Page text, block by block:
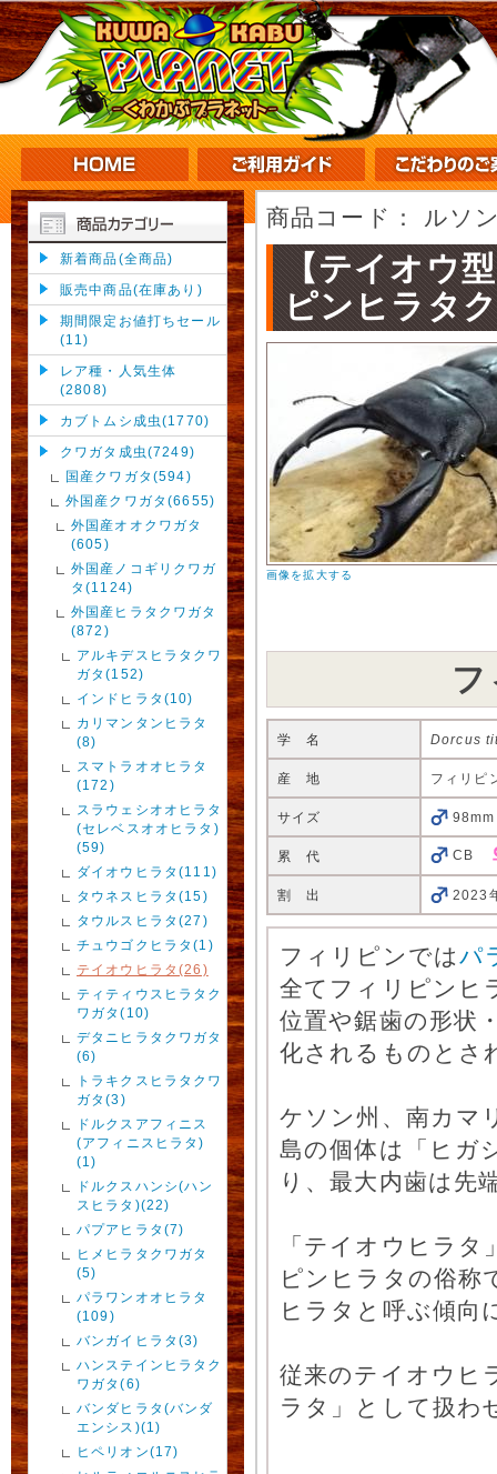
新着商品(全商品)
販売中商品(在庫あり)
期間限定お値打ちセール
(11)
レア種・人気生体
(2808)
カブトムシ成虫(1770)
クワガタ成虫(7249)
国産クワガタ(594)
外国産クワガタ(6655)
外国産オオクワガタ
(605)
外国産ノコギリクワガ
タ(1124)
外国産ヒラタクワガタ
(872)
アルキデスヒラタクワ
ガタ(152)
インドヒラタ(10)
カリマンタンヒラタ
(8)
スマトラオオヒラタ
(172)
スラウェシオオヒラタ
(セレベスオオヒラタ)
(59)
ダイオウヒラタ(111)
タウネスヒラタ(15)
タウルスヒラタ(27)
チュウゴクヒラタ(1)
テイオウヒラタ(26)
ティティウスヒラタク
ワガタ(10)
デタニヒラタクワガタ
(6)
トラキクスヒラタクワ
ガタ(3)
ドルクスアフィニス
(アフィニスヒラタ)
(1)
ドルクスハンシ(ハン
スヒラタ)(22)
パプアヒラタ(7)
ヒメヒラタクワガタ
(5)
パラワンオオヒラタ
(109)
バンガイヒラタ(3)
ハンステインヒラタク
ワガタ(6)
バンダヒラタ(バンダ
エンシス)(1)
ヒペリオン(17)
商品コード： ルソ
【テイオウ
ピンヒラタ
画像を拡大する
学 名 Dorcus
産 地 フィリピ
サイズ 98mm
累 代 CB
割 出 2023
フィリピンではパ
全てフィリピンヒ
位置や鋸歯の形状
化されるものとさ
ケソン州、南カマ
島の個体は「ヒガ
り、最大内歯は先
「テイオウヒラ
ピンヒラタの俗称
ヒラタと呼ぶ傾向
従来のテイオウヒ
ラタ」として扱わ